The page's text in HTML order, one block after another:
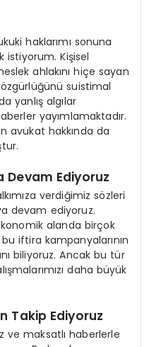
haklarımı sonuna
istiyorum. Kişisel
ahlakını hiçe sayan
suistimal
yanlış algılar
yayımlamaktadır.
avukat hakkında da
Devam Ediyoruz
verdiğimiz sözleri
devam ediyoruz.
alanda birçok
iftira kampanyalarının
biliyoruz. Ancak bu tür
daha büyük
Takip Ediyoruz
ve maksatlı haberlerle